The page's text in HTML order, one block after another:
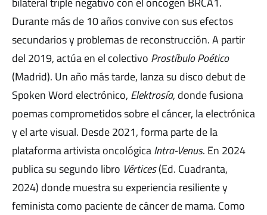
Durante más de 10 años convive con sus efectos
secundarios y problemas de reconstrucción. A partir
del 2019, actúa en el colectivo Prostíbulo Poético
(Madrid). Un año más tarde, lanza su disco debut de
Spoken Word electrónico, Elektrosía, donde fusiona
poemas comprometidos sobre el cáncer, la electrónica
y el arte visual. Desde 2021, forma parte de la
plataforma artivista oncológicaIntra-Venus. En 2024
publica su segundo libro Vértices(Ed. Cuadranta,
2024) donde muestra su experiencia resiliente y
feminista como paciente de cáncer de mama. Como